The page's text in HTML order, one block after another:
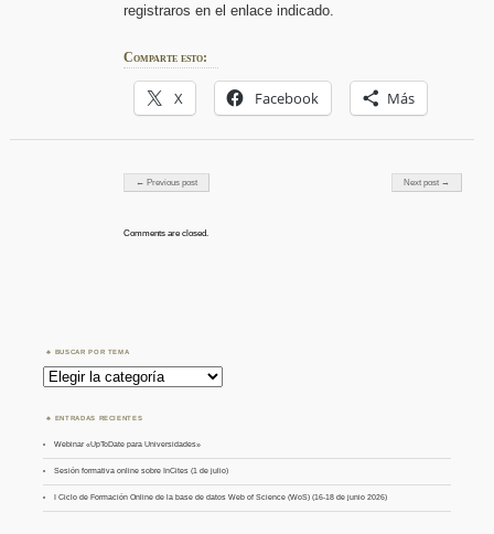
registraros en el enlace indicado.
Comparte esto:
X Facebook Más
← Previous post Next post →
Comments are closed.
BUSCAR POR TEMA
Buscar
por
Tema
ENTRADAS RECIENTES
Webinar «UpToDate para Universidades»
Sesión formativa online sobre InCites (1 de julio)
I Ciclo de Formación Online de la base de datos Web of Science (WoS) (16-18 de junio 2026)